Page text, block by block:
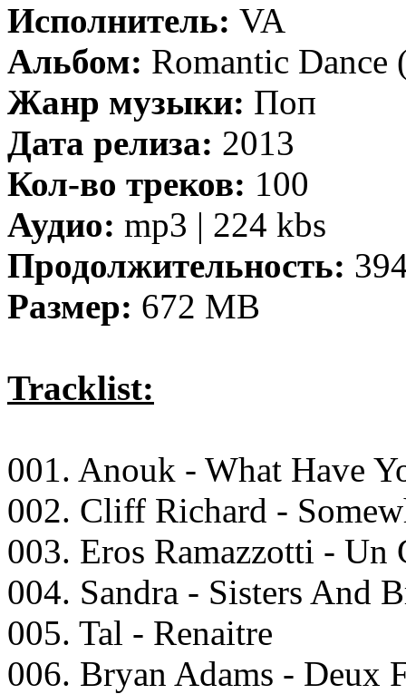
Исполнитель: VA
Альбом: Romantic Dance
Жанр музыки: Поп
Дата релиза: 2013
Кол-во треков: 100
Аудио: mp3 | 224 kbs
Продолжительность:
Размер: 672 MB
Tracklist:
001. Anouk - What Have
002. Cliff Richard -
003. Eros Ramazzotti - Un
004. Sandra - Sisters And
005. Tal - Renaitre
006. Bryan Adams - Deux